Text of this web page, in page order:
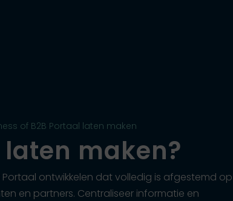
of B2B Portaal laten maken
maken?
ontwikkelen dat volledig is afgestemd op
en partners. Centraliseer informatie en